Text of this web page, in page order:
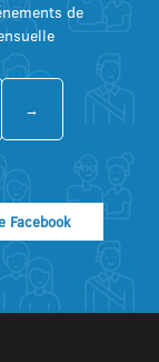
de
Facebook